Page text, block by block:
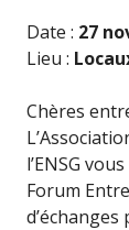
Date : 27
Lieu :
Chères
l’ENSG
Forum